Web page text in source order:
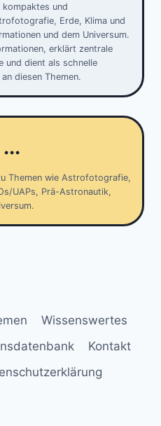
kompaktes und
Erde, Klima und
und dem Universum.
erklärt zentrale
und dient als schnelle
diesen Themen.
Themen wie Astrofotografie,
UAPs, Prä-Astronautik,
Wissenswertes
Kontakt